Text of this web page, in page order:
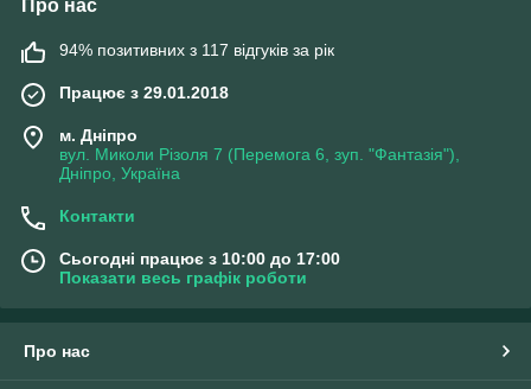
Про нас
94% позитивних з 117 відгуків за рік
Працює з 29.01.2018
м. Дніпро
вул. Миколи Різоля 7 (Перемога 6, зуп. "Фантазія"),
Дніпро, Україна
Контакти
Сьогодні працює з 10:00 до 17:00
Показати весь графік роботи
Про нас